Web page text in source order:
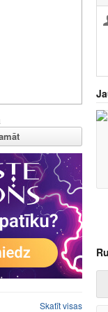
Skatīt visas